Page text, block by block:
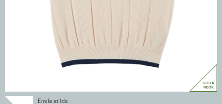
Emile et Ida